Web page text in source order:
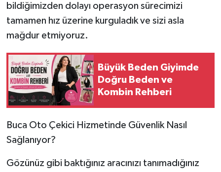
bildiğimizden dolayı operasyon sürecimizi
tamamen hız üzerine kurguladık ve sizi asla
mağdur etmiyoruz.
Büyük Beden Giyimde
Doğru Beden ve
Kombin Rehberi
Buca Oto Çekici Hizmetinde Güvenlik Nasıl
Sağlanıyor?
Gözünüz gibi baktığınız aracınızı tanımadığınız